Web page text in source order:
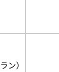
ン）